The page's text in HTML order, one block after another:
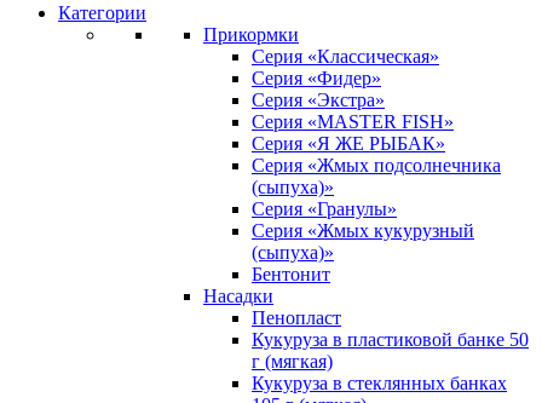
Категории
Прикормки
Серия «Классическая»
Серия «Фидер»
Серия «Экстра»
Серия «MASTER FISH»
Серия «Я ЖЕ РЫБАК»
Серия «Жмых подсолнечника
(сыпуха)»
Cерия «Гранулы»
Серия «Жмых кукурузный
(сыпуха)»
Бентонит
Насадки
Пенопласт
Кукуруза в пластиковой банке 50
г (мягкая)
Кукуруза в стеклянных банках